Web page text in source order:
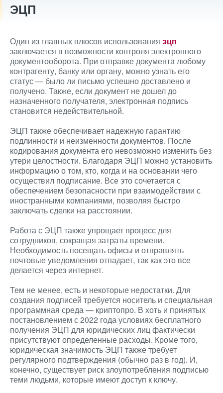
ЭЦП
Один из главных плюсов использования эцп
заключается в возможности контроля электронного
документооборота. При отправке документа любому
контрагенту, банку или органу, можно узнать его
статус — было ли письмо успешно доставлено и
получено. Также, если документ не дошел до
назначенного получателя, электронная подпись
становится недействительной.
ЭЦП также обеспечивает надежную гарантию
подлинности и неизменности документов. После
кодирования документа его невозможно изменить без
утери целостности. Благодаря ЭЦП можно установить
информацию о том, кто, когда и на основании чего
осуществил подписание. Все это сочетается с
обеспечением безопасности при взаимодействии с
иностранными компаниями, позволяя быстро
заключать сделки на расстоянии.
Работа с ЭЦП также упрощает процесс для
сотрудников, сокращая затраты времени.
Необходимость посещать офисы и отправлять
почтовые уведомления отпадает, так как это все
делается через интернет.
Тем не менее, есть и некоторые недостатки. Для
создания подписей требуется носитель и специальная
программная среда — криптопро. В хоть и принятых
постановлением с 2022 года условиях бесплатного
получения ЭЦП для юридических лиц фактически
присутствуют определенные расходы. Кроме того,
юридическая значимость ЭЦП также требует
регулярного подтверждения (обычно раз в год). И,
конечно, существует риск злоупотребления подписью
теми людьми, которые имеют доступ к ключу.